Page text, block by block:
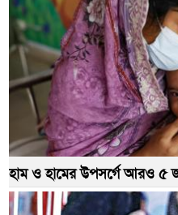
হাম ও হামের উপসর্গে আরও ৫